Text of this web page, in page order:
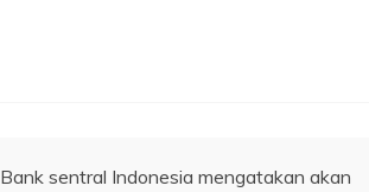
Bank sentral Indonesia mengatakan akan